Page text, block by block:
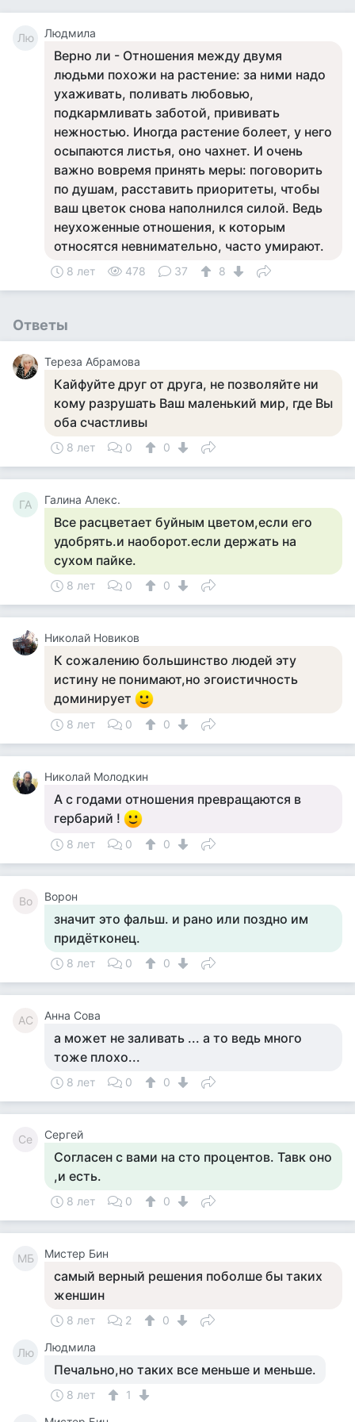
Лю Людмила
Верно ли - Отношения между двумя
людьми похожи на растение: за ними надо
ухаживать, поливать любовью,
подкармливать заботой, прививать
нежностью. Иногда растение болеет, у него
осыпаются листья, оно чахнет. И очень
важно вовремя принять меры: поговорить
по душам, расставить приоритеты, чтобы
ваш цветок снова наполнился силой. Ведь
неухоженные отношения, к которым
относятся невнимательно, часто умирают.
8 лет 478 37 8
Ответы
Тереза Абрамова
Кайфуйте друг от друга, не позволяйте ни
кому разрушать Ваш маленький мир, где Вы
оба счастливы
8 лет 0 0
ГА Галина Алекс.
Все расцветает буйным цветом,если его
удобрять.и наоборот.если держать на
сухом пайке.
8 лет 0 0
Николай Новиков
К сожалению большинство людей эту
истину не понимают,но эгоистичность
доминирует
8 лет 0 0
Николай Молодкин
А с годами отношения превращаются в
гербарий !
8 лет 0 0
Во Ворон
значит это фальш. и рано или поздно им
придётконец.
8 лет 0 0
АС Анна Сова
а может не заливать ... а то ведь много
тоже плохо...
8 лет 0 0
Се Сергей
Согласен с вами на сто процентов. Тавк оно
,и есть.
8 лет 0 0
МБ Мистер Бин
самый верный решения поболше бы таких
женшин
8 лет 2 0
Лю Людмила
Печально,но таких все меньше и меньше.
8 лет 1